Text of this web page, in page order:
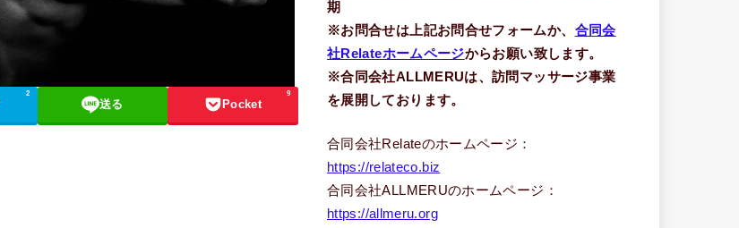
2
送る Pocket
9
期
※お問合せは上記お問合せフォームか、 合同会
社Relateホームページからお願い致します。
※合同会社ALLMERUは、訪問マッサージ事業
を展開しております。
合同会社Relateのホームページ：
https://relateco.biz
合同会社ALLMERUのホームページ：
https://allmeru.org